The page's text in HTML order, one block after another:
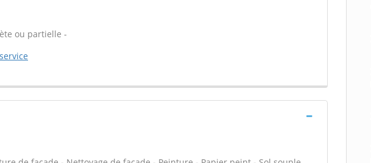
ou partielle -